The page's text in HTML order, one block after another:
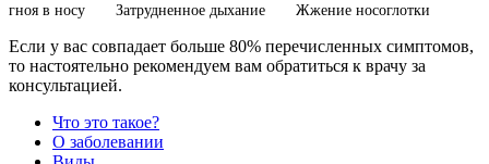
гноя в носу
Затрудненное дыхание Жжение носоглотки
Если у вас совпадает больше 80% перечисленных симптомов,
то настоятельно рекомендуем вам обратиться к врачу за
консультацией.
Что это такое?
О заболевании